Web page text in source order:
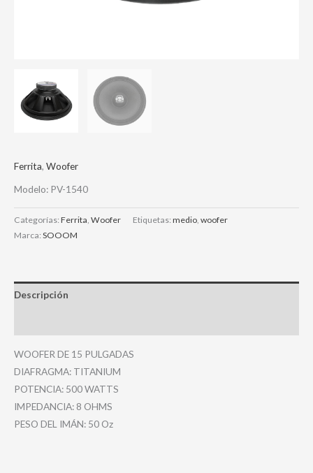
Ferrita, Woofer
Modelo: PV-1540
Categorías: Ferrita Woofer Etiquetas: medio woofer
Marca: SOOOM
Descripción
WOOFER DE 15 PULGADAS
DIAFRAGMA: TITANIUM
POTENCIA: 500 WATTS
IMPEDANCIA: 8 OHMS
PESO DEL IMÁN: 50 Oz